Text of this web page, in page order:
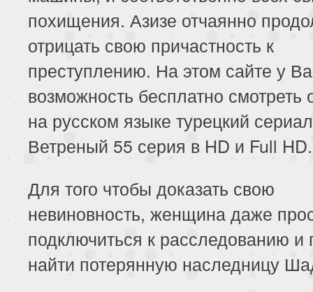
похищения. Азизе отчаянно
отрицать свою причастность к
преступлению. На этом сайте у
возможность бесплатно смотреть
на русском языке турецкий сериал
Ветреный 55 серия в HD и Full HD.
Для того чтобы доказать свою
невиновность, женщина даже
подключиться к расследованию и
найти потерянную наследницу